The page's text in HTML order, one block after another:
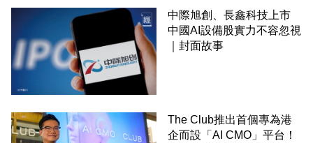
中際旭創、長鑫科技上市
中國AI設備股實力不容忽視
｜封面故事
The Club推出首個專為港
企而設「AI CMO」平台！